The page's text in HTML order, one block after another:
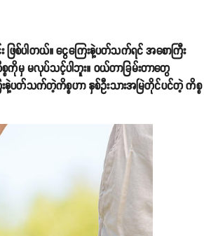
ဖြစ်ပါတယ်။ ငွေကြေးနဲ့ပတ်သက်ရင် အစောကြီး
ကိုမှ မလုပ်သင့်ပါဘူး။ ဝယ်တာခြမ်းတာတွေ
ပတ်သက်တဲ့ကိစ္စဟာ နှစ်ဦးသားအမြဲတိုင်ပင်တဲ့ ကိစ္စ